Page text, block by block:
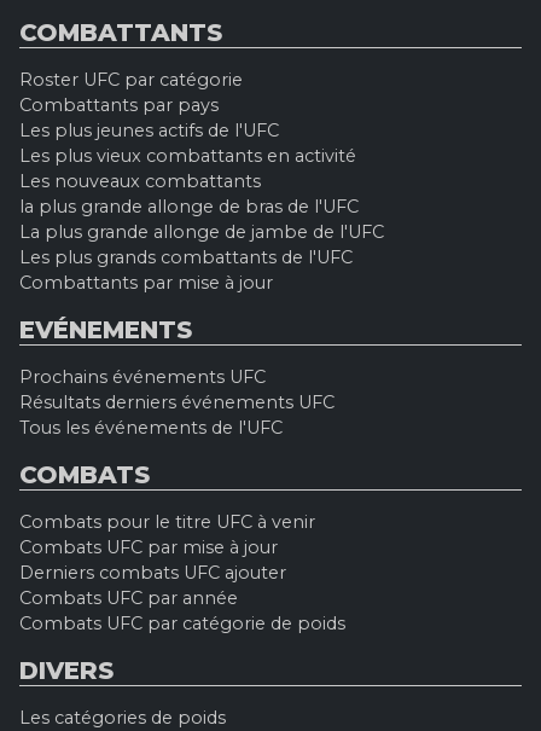
COMBATTANTS
Roster UFC par catégorie
Combattants par pays
Les plus jeunes actifs de l'UFC
Les plus vieux combattants en activité
Les nouveaux combattants
la plus grande allonge de bras de l'UFC
La plus grande allonge de jambe de l'UFC
Les plus grands combattants de l'UFC
Combattants par mise à jour
EVÉNEMENTS
Prochains événements UFC
Résultats derniers événements UFC
Tous les événements de l'UFC
COMBATS
Combats pour le titre UFC à venir
Combats UFC par mise à jour
Derniers combats UFC ajouter
Combats UFC par année
Combats UFC par catégorie de poids
DIVERS
Les catégories de poids